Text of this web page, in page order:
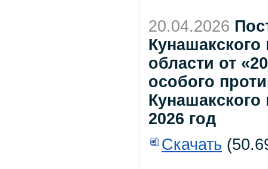
20.04.2026
области от
особого
Кунашакского
2026 год
Скачать